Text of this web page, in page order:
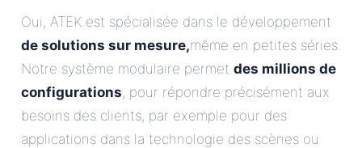
Oui, ATEK est spécialisée dans le développement
de solutions sur mesure,même en petites séries.
Notre système modulaire permet des millions de
configurations, pour répondre précisément aux
besoins des clients, par exemple pour des
applications dans la technologie des scènes ou